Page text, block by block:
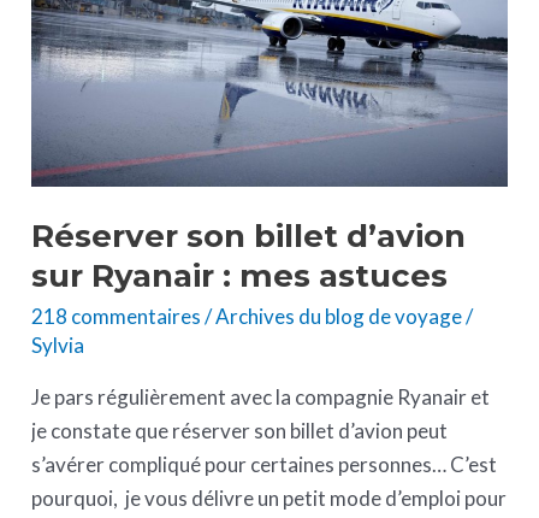
Réserver son billet d’avion
sur Ryanair : mes astuces
218 commentaires/Archives du blog de voyage/
Sylvia
Je pars régulièrement avec la compagnie Ryanair et
je constate que réserver son billet d’avion peut
s’avérer compliqué pour certaines personnes… C’est
pourquoi, je vous délivre un petit mode d’emploi pour
sur
Ryanair
astuces